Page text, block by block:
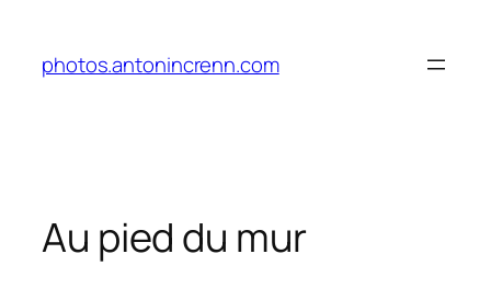
contenu
photos.antonincrenn.com
Au pied du mur